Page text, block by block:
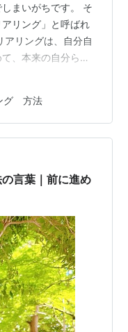
まいがちです。 そ
リング」と呼ばれ
アリングは、自分自
、本来の自分らし
、クリアリングを
れるのを実感でき
リングの意味や効
。 初心者の方でも
視点から具体的な
。 クリア…
グ 方法
言葉｜前に進め